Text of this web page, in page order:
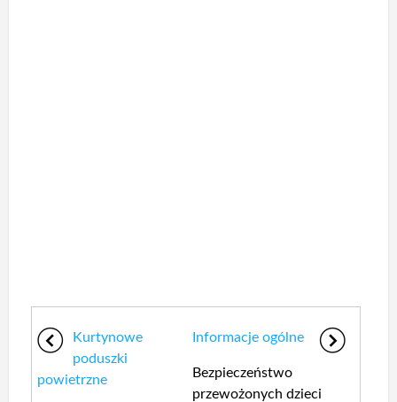
Kurtynowe
poduszki
powietrzne
Informacje ogólne
Bezpieczeństwo
przewożonych dzieci